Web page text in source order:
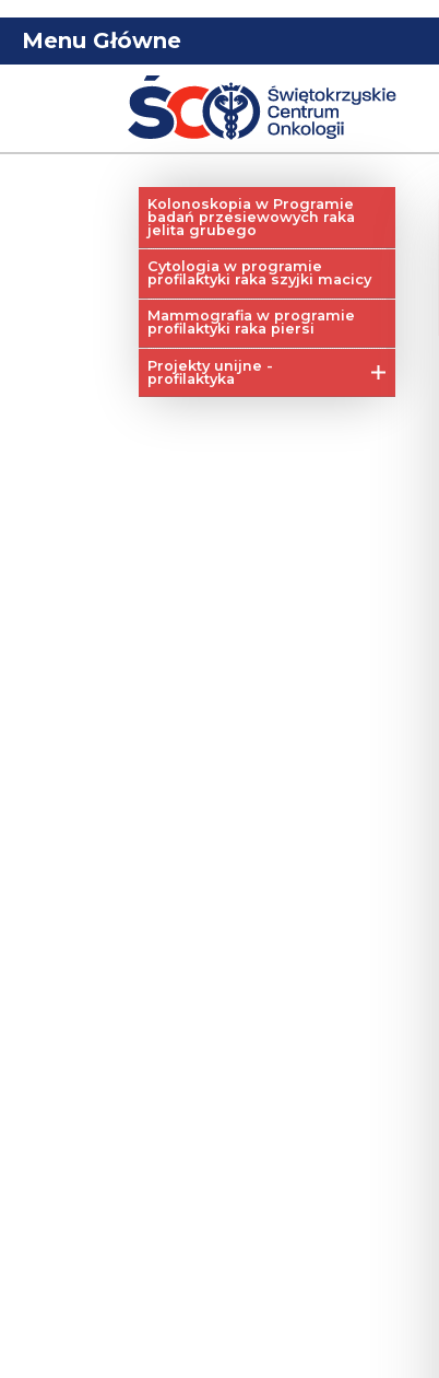
Menu Główne
Kolonoskopia w Programie
badań przesiewowych raka
jelita grubego
Cytologia w programie
profilaktyki raka szyjki macicy
Mammografia w programie
profilaktyki raka piersi
Projekty unijne -
profilaktyka